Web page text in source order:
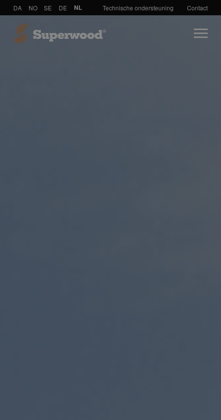
DA NO SE DE NL Technische ondersteuning Contact